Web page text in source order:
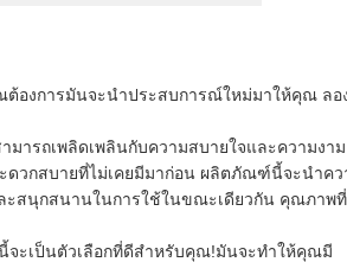
ต้องการมันจะนําประสบการณ์ใหม่มาให้คุณ ลอ
ารถเพลิดเพลินกับความสบายใจและความงาม
วกสบายที่ไม่เคยมีมาก่อน ผลิตภัณฑ์นี้จะนําคว
ะสนุกสนานในการใช้ในขณะเดียวกัน คุณภาพ
ะเป็นตัวเลือกที่ดีสําหรับคุณ!มันจะทําให้คุณมี